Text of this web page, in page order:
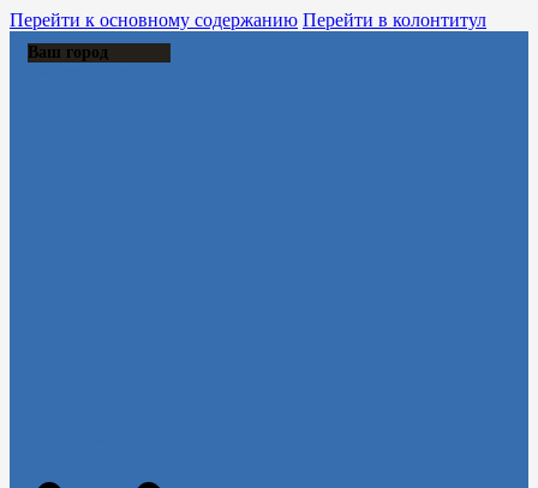
Перейти к основному содержанию Перейти в колонтитул
Ваш город